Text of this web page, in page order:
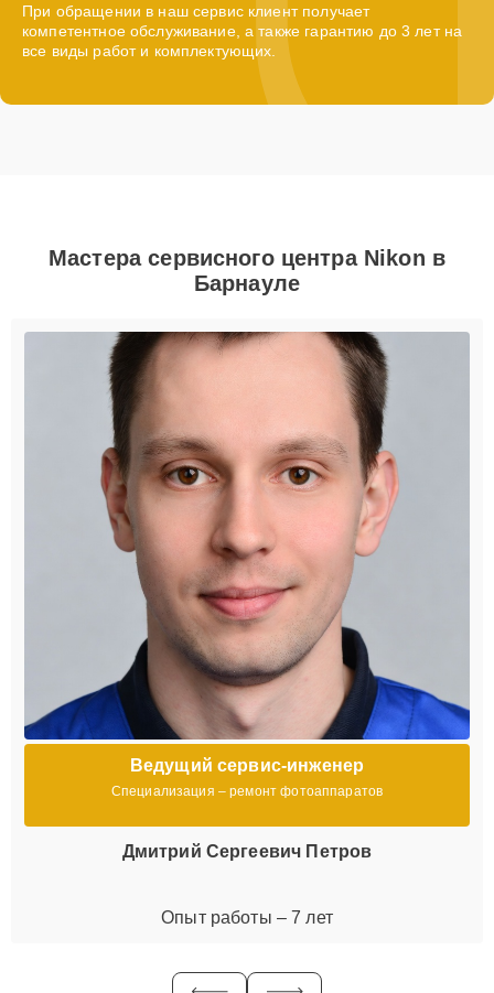
При обращении в наш сервис клиент получает
компетентное обслуживание, а также гарантию до 3 лет на
все виды работ и комплектующих.
Мастера сервисного центра Nikon в
Барнауле
Ведущий сервис-инженер
Специализация – ремонт фотоаппаратов
Дмитрий Сергеевич Петров
Опыт работы – 7 лет